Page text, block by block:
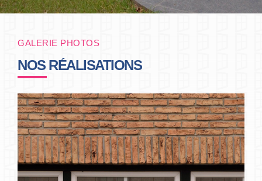
GALERIE PHOTOS
NOS RÉALISATIONS